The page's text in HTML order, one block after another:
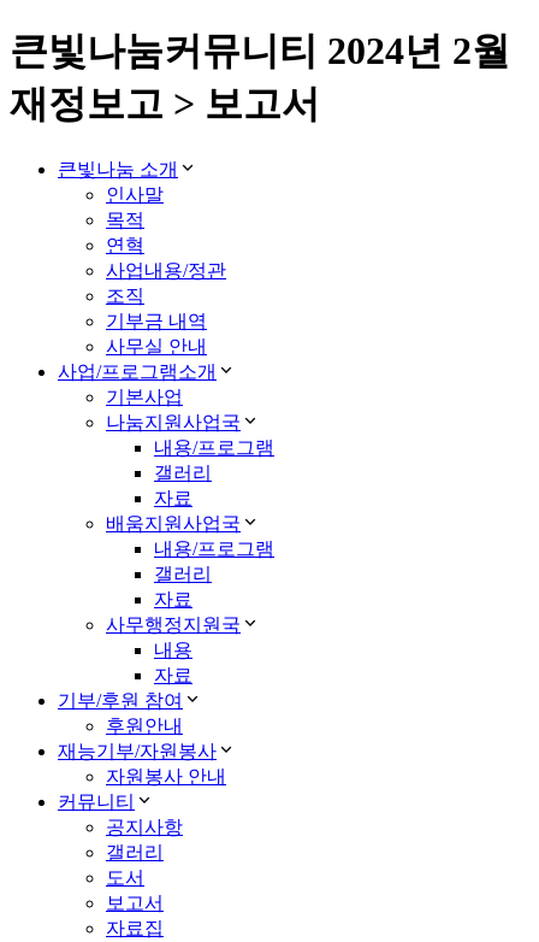
큰빛나눔커뮤니티 2024년 2월
재정보고 > 보고서
큰빛나눔 소개
인사말
목적
연혁
사업내용/정관
조직
기부금 내역
사무실 안내
사업/프로그램소개
기본사업
나눔지원사업국
내용/프로그램
갤러리
자료
배움지원사업국
내용/프로그램
갤러리
자료
사무행정지원국
내용
자료
기부/후원 참여
후원안내
재능기부/자원봉사
자원봉사 안내
커뮤니티
공지사항
갤러리
도서
보고서
자료집